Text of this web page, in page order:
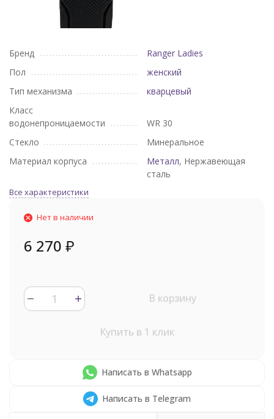
Бренд
Ranger Ladies
Пол
женский
Тип механизма
кварцевый
Класс
водонепроницаемости
WR 30
Стекло
Минеральное
Материал корпуса
Металл, Нержавеющая
сталь
Все характеристики
Нет в наличии
6 270 ₽
В корзину
Купить в 1 клик
Написать в Whatsapp
Написать в Telegram